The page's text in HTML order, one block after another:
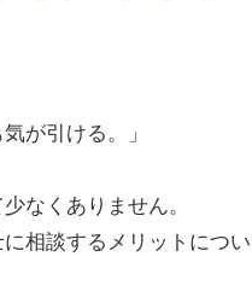
が引ける。」
なくありません。
相談するメリットにつ